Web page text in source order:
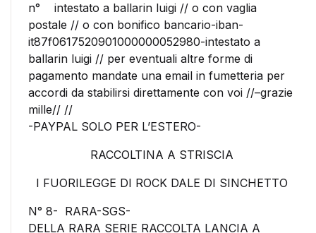
n° intestato a ballarin luigi // o con vaglia
postale // o con bonifico bancario-iban-
it87f0617520901000000052980-intestato a
ballarin luigi // per eventuali altre forme di
pagamento mandate una email in fumetteria per
accordi da stabilirsi direttamente con voi //–grazie
mille// //
-PAYPAL SOLO PER L’ESTERO-
RACCOLTINA A STRISCIA
I FUORILEGGE DI ROCK DALE DI SINCHETTO
N° 8- RARA-SGS-
DELLA RARA SERIE RACCOLTA LANCIA A